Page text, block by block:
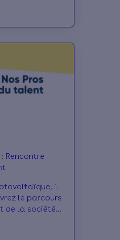
Effy.
sont les clés
? Il nous
Rencontre
il
le parcours
de la société
revient sur